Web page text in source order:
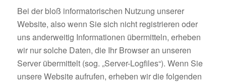
Bei der bloß informatorischen Nutzung unserer
Website, also wenn Sie sich nicht registrieren oder
uns anderweitig Informationen übermitteln, erheben
wir nur solche Daten, die Ihr Browser an unseren
Server übermittelt (sog. „Server-Logfiles“). Wenn Sie
unsere Website aufrufen, erheben wir die folgenden